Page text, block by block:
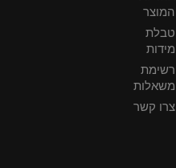
המוצר
טבלת
מידות
רשימת
משאלות
צרו קשר